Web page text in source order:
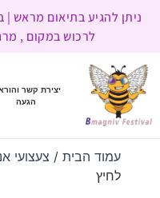
לרכוש במקום , מרחוב
יצירת קשר
הגעה
עמוד הבית/ צעצועי
לחיץ